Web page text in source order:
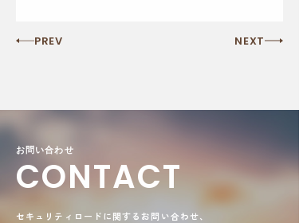
PREV NEXT
お問い合わせ
CONTACT
セキュリティロードに関するお問い合わせ、